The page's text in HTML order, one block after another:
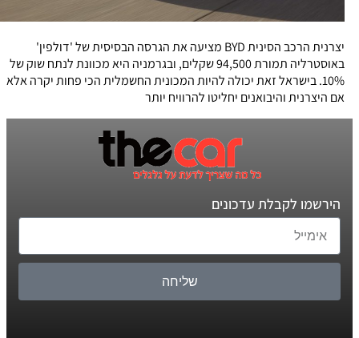
יצרנית הרכב הסינית BYD מציעה את הגרסה הבסיסית של 'דולפין'
באוסטרליה תמורת 94,500 שקלים, ובגרמניה היא מכוונת לנתח שוק של
10%. בישראל זאת יכולה להיות המכונית החשמלית הכי פחות יקרה אלא
אם היצרנית והיבואנים יחליטו להרוויח יותר
הירשמו לקבלת עדכונים
שליחה